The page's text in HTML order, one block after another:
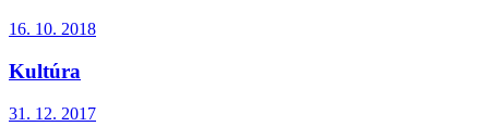
16. 10. 2018
Kultúra
31. 12. 2017